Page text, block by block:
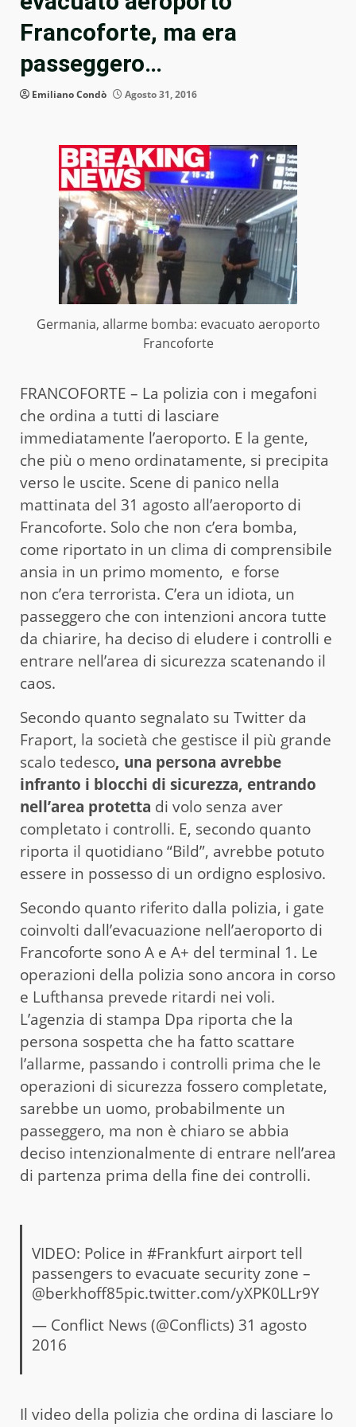
Francoforte, ma era
passeggero…
Emiliano Condò Agosto 31, 2016
Germania, allarme bomba: evacuato aeroporto
Francoforte
FRANCOFORTE – La polizia con i megafoni
che ordina a tutti di lasciare
immediatamente l’aeroporto. E la gente,
che più o meno ordinatamente, si precipita
verso le uscite. Scene di panico nella
mattinata del 31 agosto all’aeroporto di
Francoforte. Solo che non c’era bomba,
come riportato in un clima di comprensibile
ansia in un primo momento, e forse
non c’era terrorista. C’era un idiota, un
passeggero che con intenzioni ancora tutte
da chiarire, ha deciso di eludere i controlli e
entrare nell’area di sicurezza scatenando il
caos.
Secondo quanto segnalato su Twitter da
Fraport, la società che gestisce il più grande
scalo tedesco, una persona avrebbe
infranto i blocchi di sicurezza, entrando
nell’area protetta di volo senza aver
completato i controlli. E, secondo quanto
riporta il quotidiano “Bild”, avrebbe potuto
essere in possesso di un ordigno esplosivo.
Secondo quanto riferito dalla polizia, i gate
coinvolti dall’evacuazione nell’aeroporto di
Francoforte sono A e A+ del terminal 1. Le
operazioni della polizia sono ancora in corso
e Lufthansa prevede ritardi nei voli.
L’agenzia di stampa Dpa riporta che la
persona sospetta che ha fatto scattare
l’allarme, passando i controlli prima che le
operazioni di sicurezza fossero completate,
sarebbe un uomo, probabilmente un
passeggero, ma non è chiaro se abbia
deciso intenzionalmente di entrare nell’area
di partenza prima della fine dei controlli.
VIDEO: Police in #Frankfurtairport tell
passengers to evacuate security zone –
@berkhoff85pic.twitter.com/yXPK0LLr9Y
— Conflict News (@Conflicts) 31 agosto
2016
Il video della polizia che ordina di lasciare lo